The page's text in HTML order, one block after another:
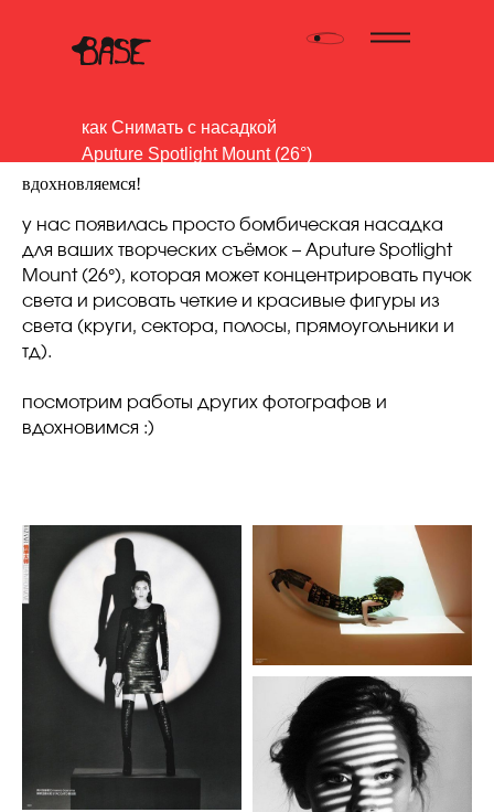
как Снимать с насадкой
Aputure Spotlight Mount (26°)
вдохновляемся!
у нас появилась просто бомбическая насадка
для ваших творческих съёмок – Aputure Spotlight
Mount (26°), которая может концентрировать пучок
света и рисовать четкие и красивые фигуры из
света (круги, сектора, полосы, прямоугольники и
тд).
посмотрим работы других фотографов и
вдохновимся :)